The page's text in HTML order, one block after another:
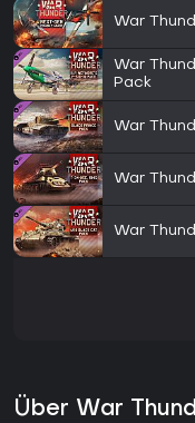
War
War
Pack
War
War
War
Über War